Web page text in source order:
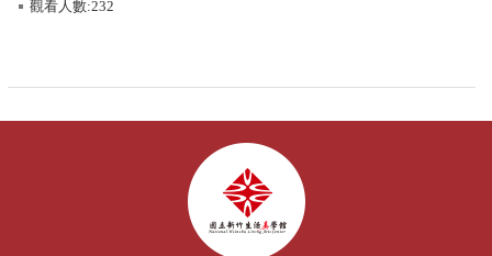
觀看人數:232